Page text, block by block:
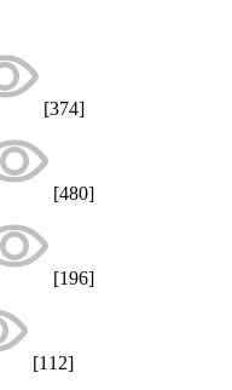
[374]
[480]
[196]
[112]